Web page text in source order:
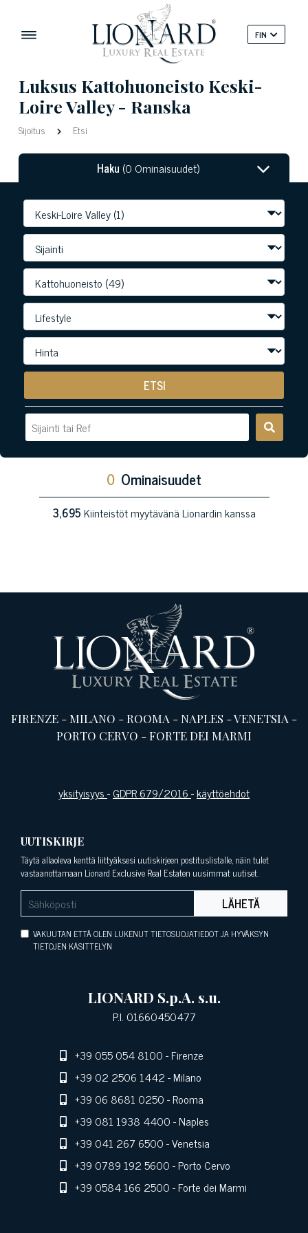
FIN
Luksus Kattohuoneisto Keski-
Loire Valley - Ranska
Sijoitus Etsi
Haku (0 Ominaisuudet)
ETSI
0 Ominaisuudet
3,695Kiinteistöt myytävänä Lionardin kanssa
FIRENZE -MILANO -ROOMA -NAPLES -VENETSIA -
PORTO CERVO -FORTE DEI MARMI
yksityisyys-GDPR 679/2016-käyttöehdot
UUTISKIRJE
Täytä allaoleva kenttä liittyäksesi uutiskirjeen postituslistalle, näin tulet
vastaanottamaan Lionard Exclusive Real Estaten uusimmat uutiset.
LÄHETÄ
VAKUUTAN ETTÄ OLEN LUKENUT TIETOSUOJATIEDOT JA HYVÄKSYN
TIETOJEN KÄSITTELYN
LIONARD S.p.A. s.u.
P.I. 01660450477
+39 055 054 8100- Firenze
+39 02 2506 1442- Milano
+39 06 8681 0250- Rooma
+39 081 1938 4400- Naples
+39 041 267 6500- Venetsia
+39 0789 192 5600- Porto Cervo
+39 0584 166 2500- Forte dei Marmi